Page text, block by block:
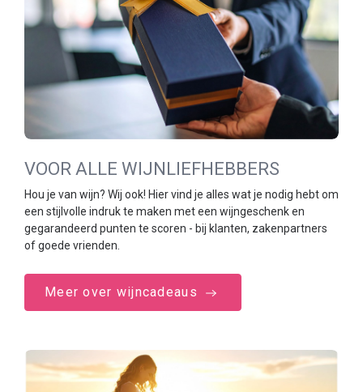
VOOR ALLE WIJNLIEFHEBBERS
Hou je van wijn? Wij ook! Hier vind je alles wat je nodig hebt om
een stijlvolle indruk te maken met een wijngeschenk en
gegarandeerd punten te scoren - bij klanten, zakenpartners
of goede vrienden.
Meer over wijncadeaus